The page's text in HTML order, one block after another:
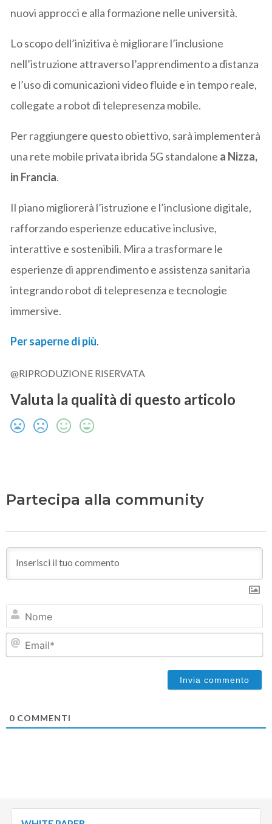
nuovi approcci e alla formazione nelle università.
Lo scopo dell’inizitiva è migliorare l’inclusione
nell’istruzione attraverso l’apprendimento a distanza
e l’uso di comunicazioni video fluide e in tempo reale,
collegate a robot di telepresenza mobile.
Per raggiungere questo obiettivo, sarà implementerà
una rete mobile privata ibrida 5G standalone a Nizza,
in Francia.
Il piano migliorerà l’istruzione e l’inclusione digitale,
rafforzando esperienze educative inclusive,
interattive e sostenibili. Mira a trasformare le
esperienze di apprendimento e assistenza sanitaria
integrando robot di telepresenza e tecnologie
immersive.
Per saperne di più.
@RIPRODUZIONE RISERVATA
Valuta la qualità di questo articolo
Partecipa alla community
0 COMMENTI